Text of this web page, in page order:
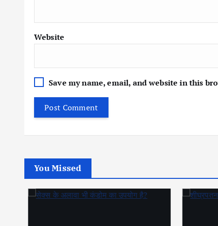
Website
Save my name, email, and website in this
You Missed